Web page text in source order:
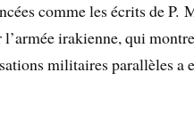
comme les écrits de
irakienne, qui
militaires parallèles a